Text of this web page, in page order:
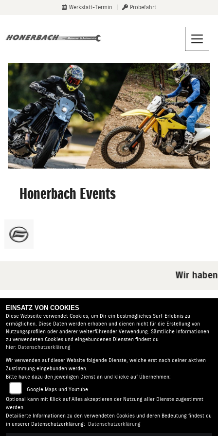
Werkstatt-Termin Probefahrt
Honerbach Events
Wir
Derzeit sind keine Einträge vorhanden.
HONERBACH Motorrad- und Autoservice |Am Alten Wehr
15 | 53518 Adenau | Deutschland
AGB |Impressum
Barrierefreiheit |Batterieverordnung
EINSATZ VON COOKIES
Diese Webseite verwendet Cookies, um Dir ein bestmögliches Surf-Erlebnis zu
ermöglichen. Diese Daten werden erhoben und dienen nicht für die Erstellung von
Nutzungsprofilen oder anderer weiterführender Verwendung. Sämtliche Informationen
zu verwendeten Cookies und eingebundenen Diensten findest du
hier: Datenschutzerklärung
Wir verwenden auf dieser Website folgende Dienste, welche erst nach deiner aktiven
Zustimmung eingebunden werden.
Bitte hake dazu den jeweiligen Dienst an und klicke auf Übernehmen:
Google Maps und Youtube
Optional kann mit Klick auf Alles akzeptieren der Nutzung aller Dienste zugestimmt
werden
Detailierte Informationen zu den verwendeten Cookies und deren Bedeutung findest du
in unserer Datenschutzerklärung:
Datenschutzerklärung